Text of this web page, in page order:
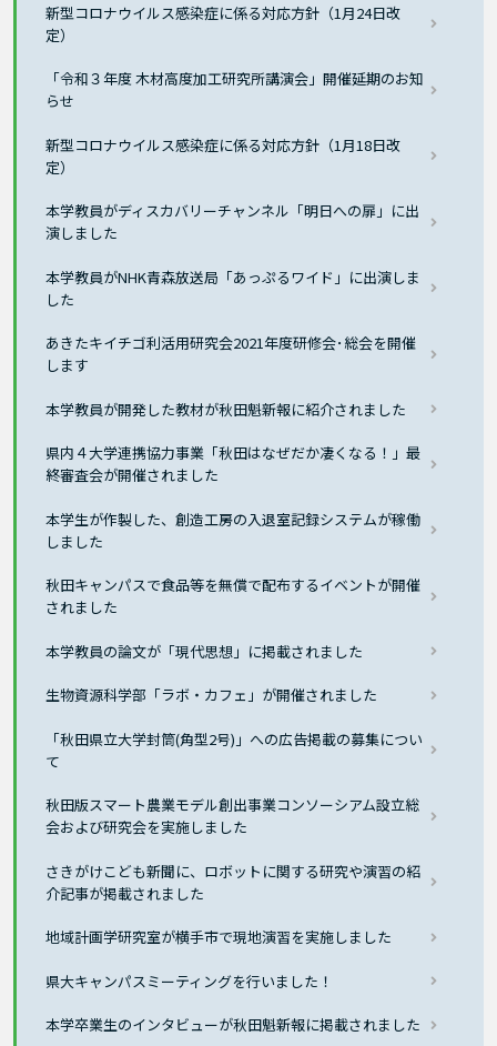
新型コロナウイルス感染症に係る対応方針（1月24日改
定）
「令和３年度 木材高度加工研究所講演会」開催延期のお知
らせ
新型コロナウイルス感染症に係る対応方針（1月18日改
定）
本学教員がディスカバリーチャンネル「明日への扉」に出
演しました
本学教員がNHK青森放送局「あっぷるワイド」に出演しま
した
あきたキイチゴ利活用研究会2021年度研修会･総会を開催
します
本学教員が開発した教材が秋田魁新報に紹介されました
県内４大学連携協力事業「秋田はなぜだか凄くなる！」最
終審査会が開催されました
本学生が作製した、創造工房の入退室記録システムが稼働
しました
秋田キャンパスで食品等を無償で配布するイベントが開催
されました
本学教員の論文が「現代思想」に掲載されました
生物資源科学部「ラボ・カフェ」が開催されました
「秋田県立大学封筒(角型2号)」への広告掲載の募集につい
て
秋田版スマート農業モデル創出事業コンソーシアム設立総
会および研究会を実施しました
さきがけこども新聞に、ロボットに関する研究や演習の紹
介記事が掲載されました
地域計画学研究室が横手市で現地演習を実施しました
県大キャンパスミーティングを行いました！
本学卒業生のインタビューが秋田魁新報に掲載されました